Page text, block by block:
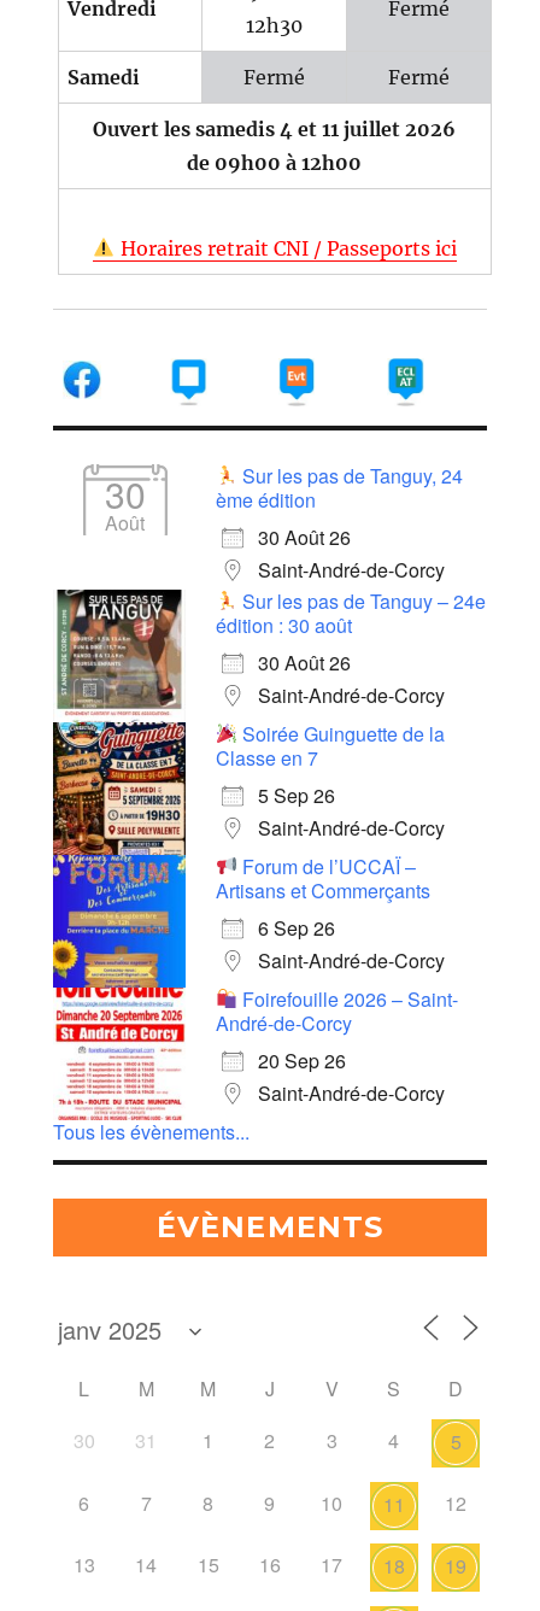
Vendredi
12h30
Fermé
Samedi Fermé Fermé
Ouvert les samedis 4 et 11 juillet 2026
de 09h00 à 12h00
Horaires retrait CNI / Passeports ici
30
Août
Sur les pas de Tanguy, 24
ème édition
30 Août 26
Saint-André-de-Corcy
Sur les pas de Tanguy – 24e
édition : 30 août
30 Août 26
Saint-André-de-Corcy
Soirée Guinguette de la
Classe en 7
5 Sep 26
Saint-André-de-Corcy
Forum de l’UCCAÏ –
Artisans et Commerçants
6 Sep 26
Saint-André-de-Corcy
Foirefouille 2026 – Saint-
André-de-Corcy
20 Sep 26
Saint-André-de-Corcy
Tous les évènements...
ÉVÈNEMENTS
L M M J V S
D
30
31 1 2 3 4 5
6 7 8 9 10 11 12
13 14 15 16 17 18 19